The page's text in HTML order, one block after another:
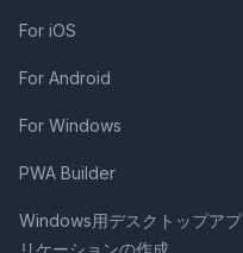
For iOS
For Android
For Windows
PWA Builder
Windows用デスクトップアプ